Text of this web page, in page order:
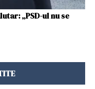
„PSD-ul nu se